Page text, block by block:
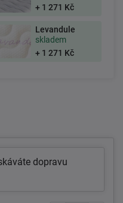
+ 1 271 Kč
Levandule
skladem
+ 1 271 Kč
dopravu